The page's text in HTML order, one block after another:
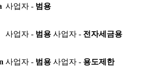
사업자 - 범용
사업자 - 범용 사업자 - 전자세금용
사업자 - 범용 사업자 - 용도제한